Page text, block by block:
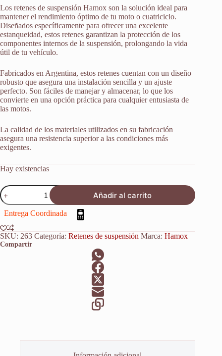
Los retenes de suspensión Hamox son la solución ideal para
mantener el rendimiento óptimo de tu moto o cuatriciclo.
Diseñados específicamente para ofrecer una excelente
estanqueidad, estos retenes garantizan la protección de los
componentes internos de la suspensión, prolongando la vida
útil de tu vehículo.
Fabricados en Argentina, estos retenes cuentan con un diseño
robusto que asegura una instalación sencilla y un ajuste
perfecto. Son fáciles de manejar y almacenar, lo que los
convierte en una opción práctica para cualquier entusiasta de
las motos.
La calidad de los materiales utilizados en su fabricación
asegura una resistencia superior a las condiciones más
exigentes.
Hay existencias
Retenes
Suspensión
Kawasaki
En500
Vulcan
90-
96
X2u
Añadir al carrito
Entrega Coordinada
SKU: 263 Categoría: Retenes de suspensión Marca: Hamox
Compartir